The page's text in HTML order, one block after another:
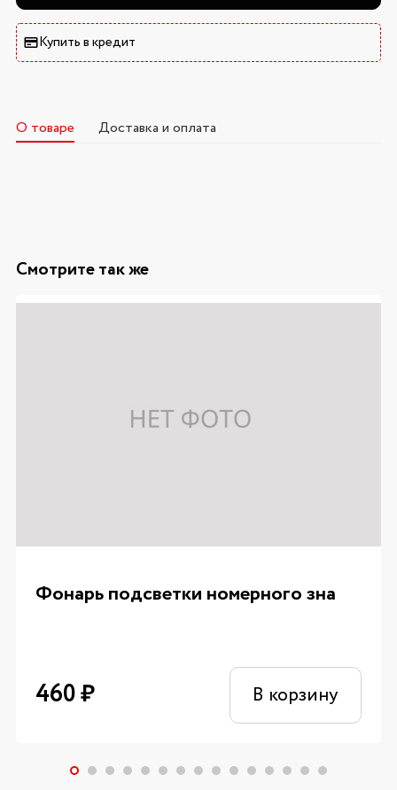
Купить в кредит
О товаре Доставка и оплата
Смотрите так же
Фонарь подсветки номерного зна
460₽ В корзину